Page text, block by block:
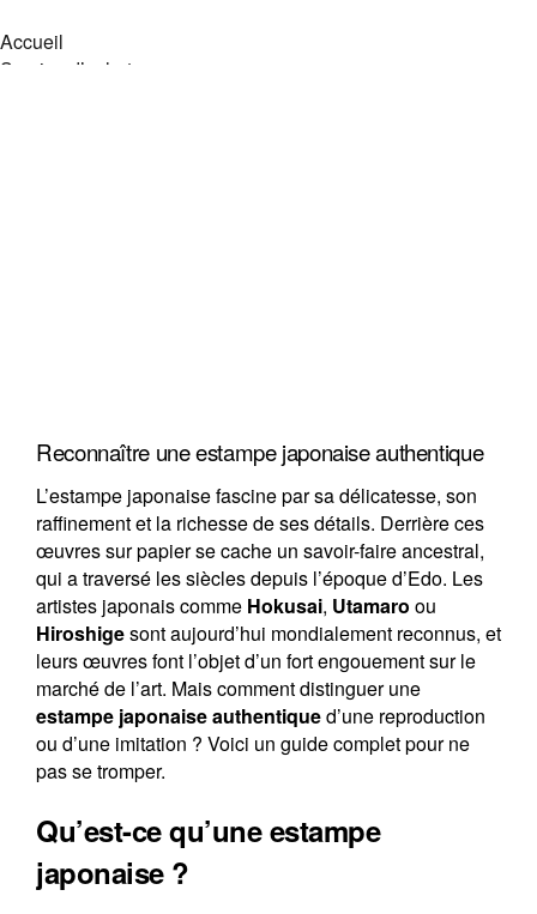
Accueil
Service d’achat
Service de débarras
À propos
Contact
Contact
Reconnaître une estampe japonaise authentique
L’estampe japonaise fascine par sa délicatesse, son
raffinement et la richesse de ses détails. Derrière ces
œuvres sur papier se cache un savoir-faire ancestral,
qui a traversé les siècles depuis l’époque d’Edo. Les
artistes japonais comme Hokusai, Utamaro ou
Hiroshigesont aujourd’hui mondialement reconnus, et
leurs œuvres font l’objet d’un fort engouement sur le
marché de l’art. Mais comment distinguer une
estampe japonaise authentiqued’une reproduction
ou d’une imitation ? Voici un guide complet pour ne
pas se tromper.
Qu’est-ce qu’une estampe
japonaise ?